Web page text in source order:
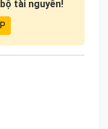
tài nguyên!